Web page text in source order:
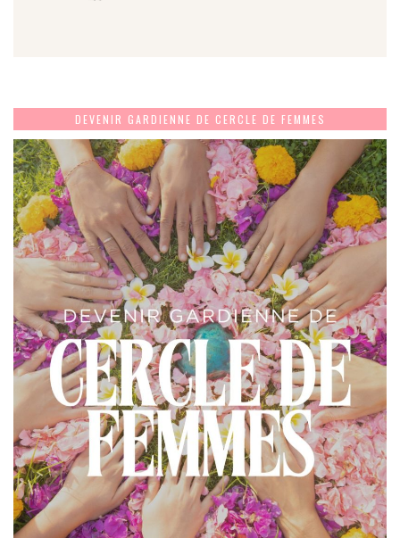
DEVENIR GARDIENNE DE CERCLE DE FEMMES